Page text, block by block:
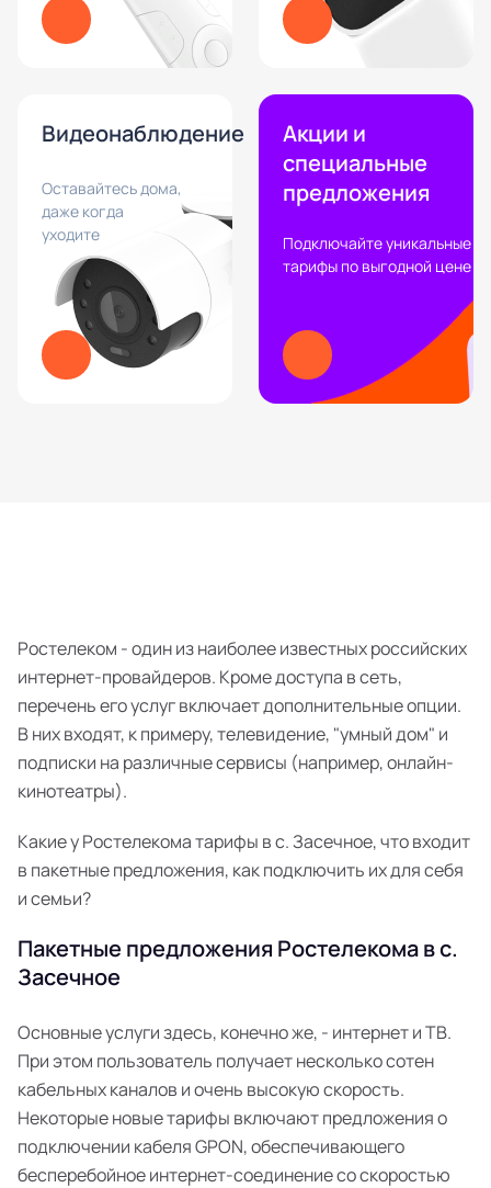
Видеонаблюдение
Оставайтесь дома,
даже когда
уходите
Акции и
специальные
предложения
Подключайте уникальные
тарифы по выгодной цене
Ростелеком - один из наиболее известных российских
интернет-провайдеров. Кроме доступа в сеть,
перечень его услуг включает дополнительные опции.
В них входят, к примеру, телевидение, "умный дом" и
подписки на различные сервисы (например, онлайн-
кинотеатры).
Какие у Ростелекома тарифы в с. Засечное, что входит
в пакетные предложения, как подключить их для себя
и семьи?
Пакетные предложения Ростелекома в с.
Засечное
Основные услуги здесь, конечно же, - интернет и ТВ.
При этом пользователь получает несколько сотен
кабельных каналов и очень высокую скорость.
Некоторые новые тарифы включают предложения о
подключении кабеля GPON, обеспечивающего
бесперебойное интернет-соединение со скоростью